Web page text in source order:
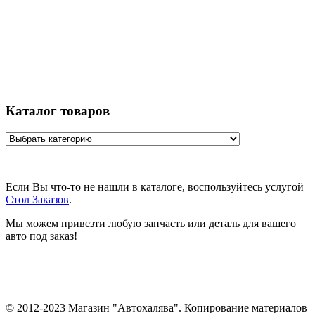
Каталог товаров
Если Вы что-то не нашли в каталоге, воспользуйтесь услугой
Стол Заказов.
Мы можем привезти любую запчасть или деталь для вашего
авто под заказ!
© 2012-2023 Магазин "Автохалява". Копирование материалов